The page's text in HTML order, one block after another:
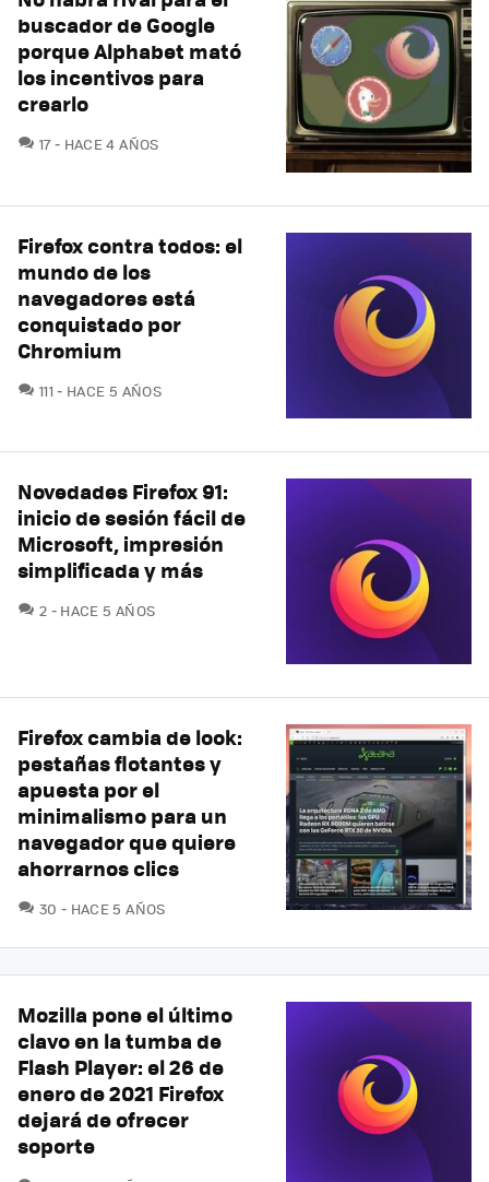
buscador de Google
porque Alphabet mató
los incentivos para
crearlo
17COMENTARIOS
HACE 4 AÑOS
Firefox contra todos: el
mundo de los
navegadores está
conquistado por
Chromium
111 COMENTARIOS
HACE 5 AÑOS
Novedades Firefox 91:
inicio de sesión fácil de
Microsoft, impresión
simplificada y más
2 COMENTARIOS
HACE 5 AÑOS
Firefox cambia de look:
pestañas flotantes y
apuesta por el
minimalismo para un
navegador que quiere
ahorrarnos clics
30 COMENTARIOS
HACE 5 AÑOS
Mozilla pone el último
clavo en la tumba de
Flash Player: el 26 de
enero de 2021 Firefox
dejará de ofrecer
soporte